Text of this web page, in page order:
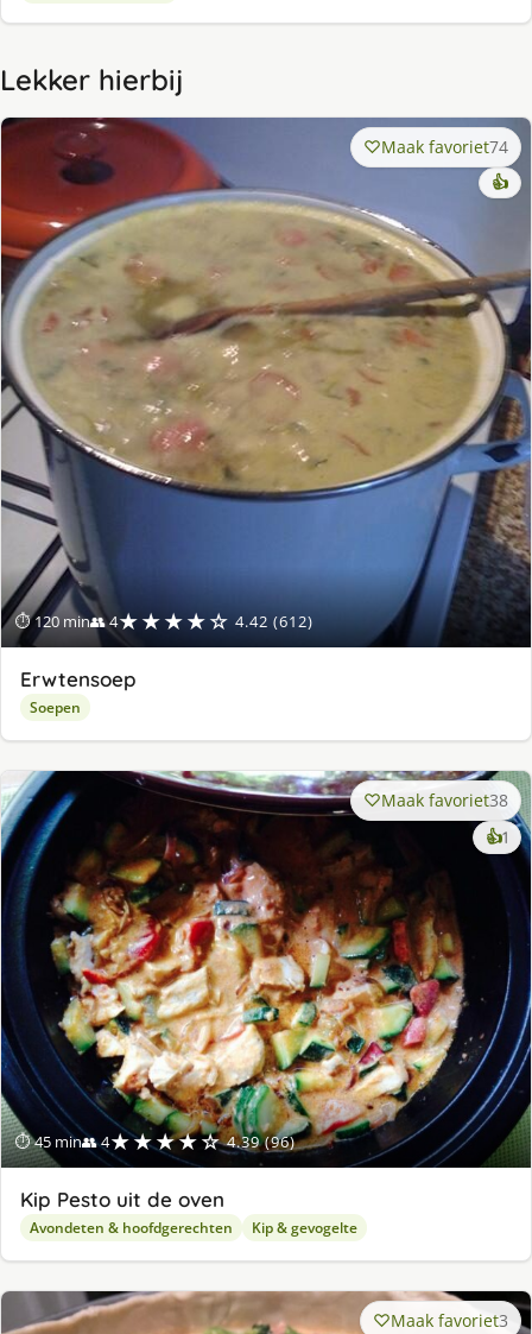
Lekker hierbij
⏱ 120 min👥 4★★★★☆ 4.42 (612)
Maak favoriet74
👍
Erwtensoep
Soepen
⏱ 45 min👥 4★★★★☆ 4.39 (96)
Maak favoriet38
👍1
Kip Pesto uit de oven
Avondeten & hoofdgerechten Kip & gevogelte
Maak favoriet3